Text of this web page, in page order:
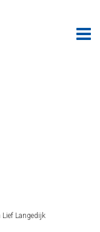
Lief Langedijk